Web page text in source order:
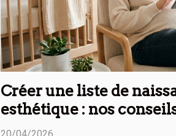
Créer une liste de
esthétique : nos
20/04/2026